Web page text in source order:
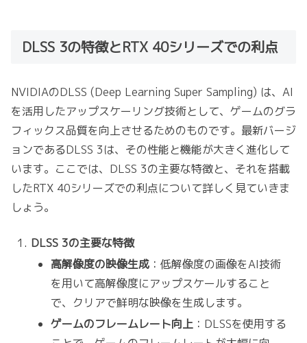
DLSS 3の特徴とRTX 40シリーズでの利点
NVIDIAのDLSS (Deep Learning Super Sampling) は、AI
を活用したアップスケーリング技術として、ゲームのグラ
フィックス品質を向上させるためのものです。最新バージ
ョンであるDLSS 3は、その性能と機能が大きく進化して
います。ここでは、DLSS 3の主要な特徴と、それを搭載
したRTX 40シリーズでの利点について詳しく見ていきま
しょう。
DLSS 3の主要な特徴
高解像度の映像生成 ：低解像度の画像をAI技術
を用いて高解像度にアップスケールすること
で、クリアで鮮明な映像を生成します。
ゲームのフレームレート向上 ：DLSSを使用する